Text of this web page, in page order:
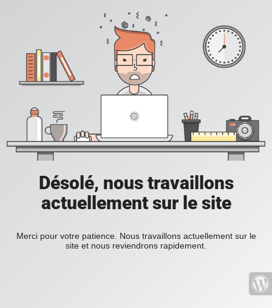
Désolé, nous travaillons
actuellement sur le site
Merci pour votre patience. Nous travaillons actuellement sur le
site et nous reviendrons rapidement.